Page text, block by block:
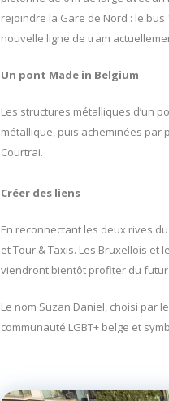
rejoindre la Gare de Nord : le
nouvelle ligne de tram
Un pont Made in Belgium
Les structures métalliques d’un
métallique, puis acheminées par
Courtrai.
Créer des liens
En reconnectant les deux rives
et Tour & Taxis. Les Bruxellois
viendront bientôt profiter du futur
Le nom Suzan Daniel, choisi par
communauté LGBT+ belge et